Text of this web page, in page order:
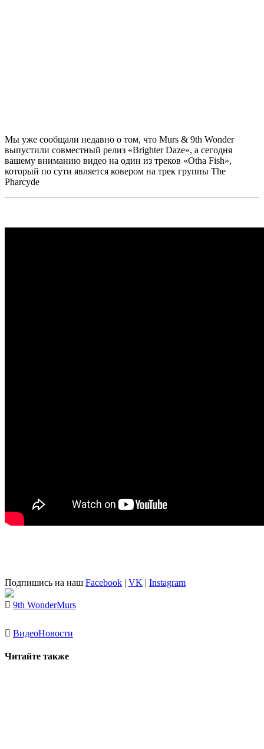
Мы уже сообщали недавно о том, что Murs & 9th Wonder
выпустили совместный релиз «Brighter Daze», а сегодня
вашему вниманию видео на один из треков «Otha Fish»,
который по сути является ковером на трек группы The
Pharcyde
Подпишись на наш Facebook | VK | Instagram
9th WonderMurs
ВидеоНовости
Читайте также